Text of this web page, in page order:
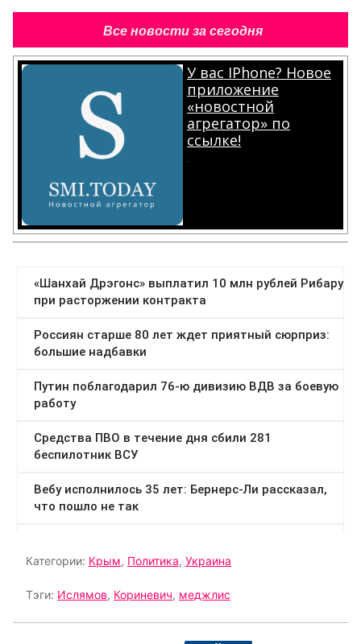
Все новости за сегодня
У вас IPhone? Новое
приложение
«новостной
агрегатор» по
ссылке!
.
Категории: Крым, Политика, Украина
Тэги: Ислямов, Кориневич, меджлис